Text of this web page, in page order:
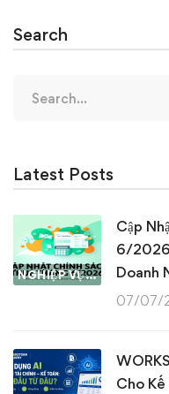
Search
for:
Latest Posts
NGHIỆP VỤ KẾ TOÁN & THUẾ
Cập
6/
Doanh
07/07/
Cho